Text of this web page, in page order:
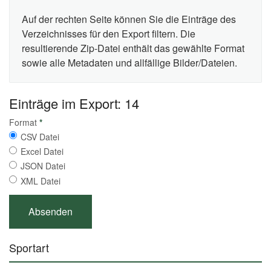
Auf der rechten Seite können Sie die Einträge des
Verzeichnisses für den Export filtern. Die
resultierende Zip-Datei enthält das gewählte Format
sowie alle Metadaten und allfällige Bilder/Dateien.
Einträge im Export: 14
Format *
CSV Datei
Excel Datei
JSON Datei
XML Datei
Sportart